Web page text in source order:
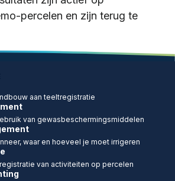
percelen en zijn terug te
aan teeltregistratie
van gewasbeschermingsmiddelen
waar en hoeveel je moet irrigeren
van activiteiten op percelen